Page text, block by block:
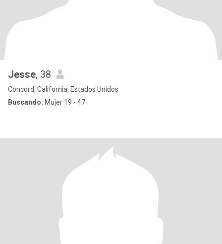
Jesse, 38
Concord, California, Estados Unidos
Buscando: Mujer 19 - 47